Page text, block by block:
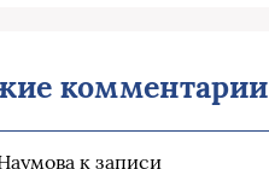
комментарии
к записи